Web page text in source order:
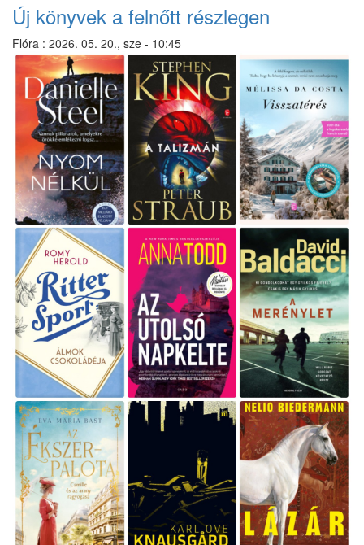
gyermek
részlegen)
Új könyvek a felnőtt részlegen
Flóra : 2026. 05. 20., sze - 10:45